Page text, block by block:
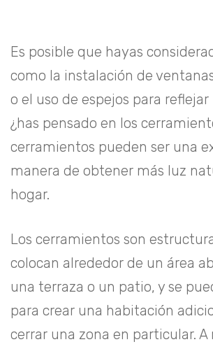
Es posible que hayas
como la instalación de
o el uso de espejos para
¿has pensado en los
cerramientos pueden ser una
manera de obtener más luz
hogar.
Los cerramientos son
colocan alrededor de un área
una terraza o un patio, y se
para crear una habitación
cerrar una zona en particular. A